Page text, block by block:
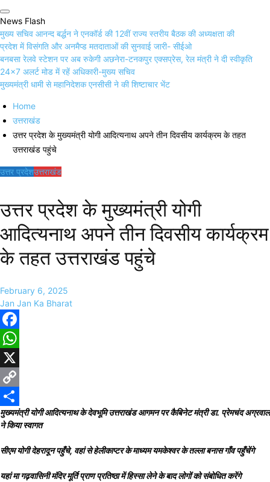
News Flash
मुख्य सचिव आनन्द बर्द्धन ने एनकॉर्ड की 12वीं राज्य स्तरीय बैठक की अध्यक्षता की
प्रदेश में विसंगति और अनमैप्ड मतदाताओं की सुनवाई जारी- सीईओ
बनबसा रेलवे स्टेशन पर अब रुकेगी अछनेरा-टनकपुर एक्सप्रेस, रेल मंत्री ने दी स्वीकृति
24×7 अलर्ट मोड में रहें अधिकारी-मुख्य सचिव
मुख्यमंत्री धामी से महानिदेशक एनसीसी ने की शिष्टाचार भेंट
Home
उत्तराखंड
उत्तर प्रदेश के मुख्यमंत्री योगी आदित्यनाथ अपने तीन दिवसीय कार्यक्रम के तहत
उत्तराखंड पहुंचे
उत्तर प्रदेशउत्तराखंड
उत्तर प्रदेश के मुख्यमंत्री योगी
आदित्यनाथ अपने तीन दिवसीय कार्यक्रम
के तहत उत्तराखंड पहुंचे
February 6, 2025
Jan Jan Ka Bharat
Facebook
WhatsApp
X
Copy
Link
Share
मुख्यमंत्री योगी आदित्यनाथ के देवभूमि उत्तराखंड आगमन पर कैबिनेट मंत्री डा. प्रेमचंद अग्रवाल
ने किया स्वागत
सीएम योगी देहरादून पहुँचे, वहां से हेलीकाप्टर के माध्यम यमकेश्वर के तल्ला बनास गाँव पहुँचेंगे
यहां मा गढ़वासिनी मंदिर मूर्ति प्राण प्रतिष्ठा में हिस्सा लेने के बाद लोगों को संबोधित करेंगे